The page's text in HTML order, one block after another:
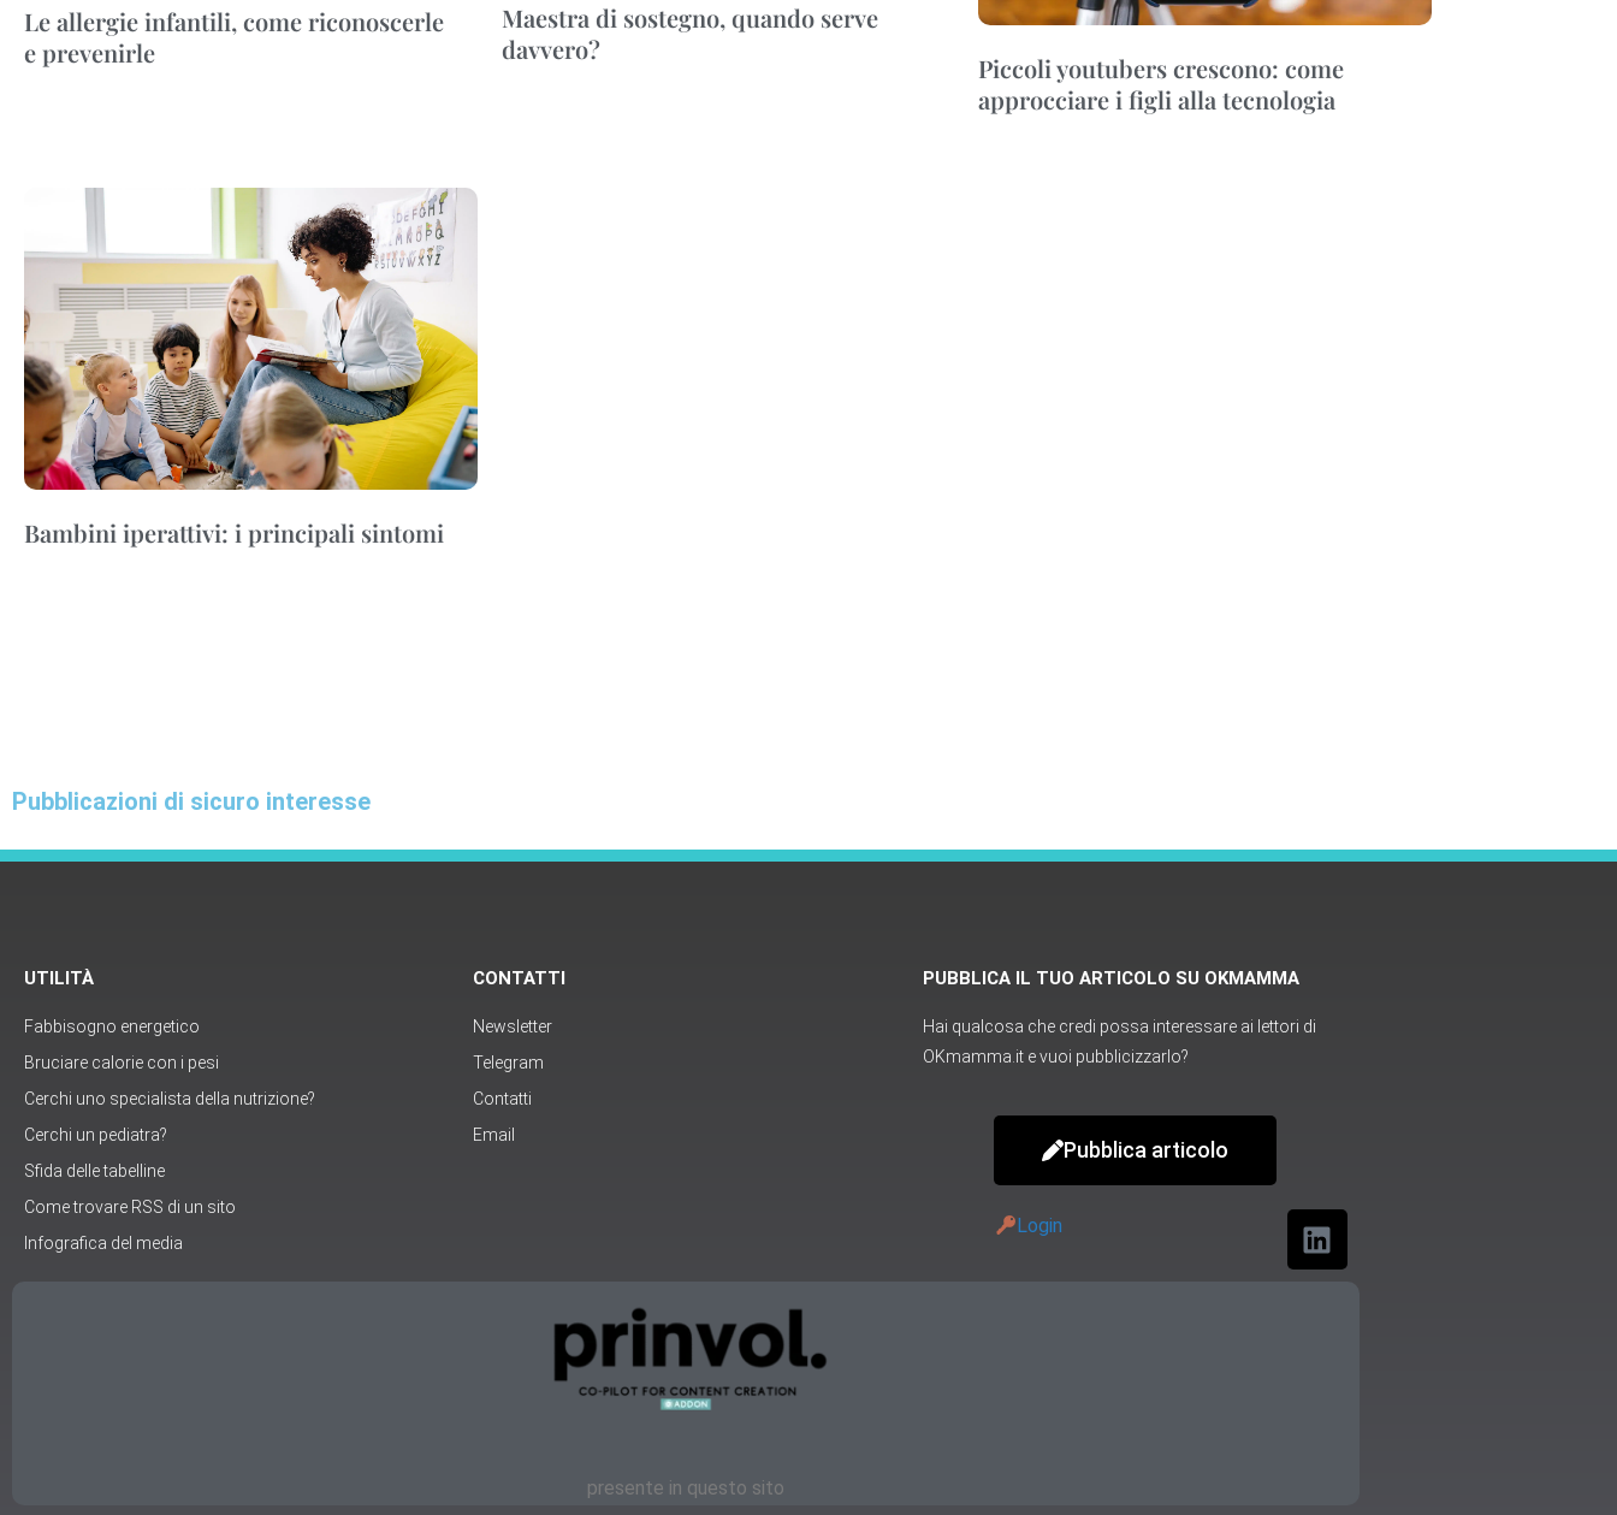
Le allergie infantili, come riconoscerle
e prevenirle
Maestra di sostegno, quando serve
davvero?
Piccoli youtubers crescono: come
approcciare i figli alla tecnologia
Bambini iperattivi: i principali sintomi
Pubblicazioni di sicuro interesse
UTILITÀ
Fabbisogno energetico
Bruciare calorie con i pesi
Cerchi uno specialista della nutrizione?
Cerchi un pediatra?
Sfida delle tabelline
Come trovare RSS di un sito
Infografica del media
CONTATTI
Newsletter
Telegram
Contatti
Email
PUBBLICA IL TUO ARTICOLO SU OKMAMMA
Hai qualcosa che credi possa interessare ai lettori di
OKmamma.it e vuoi pubblicizzarlo?
Pubblica articolo
Login
presente in questo sito